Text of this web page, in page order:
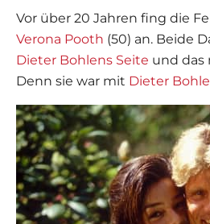
Vor über 20 Jahren fing die
Verona Pooth (50) an. Beide
Dieter Bohlens Seite und das
Denn sie war mit Dieter